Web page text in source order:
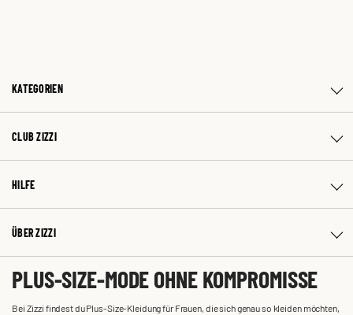
KATEGORIEN
CLUB ZIZZI
HILFE
ÜBER ZIZZI
PLUS-SIZE-MODE OHNE KOMPROMISSE
Bei Zizzi findest du Plus-Size-Kleidung für Frauen, die sich genau so kleiden möchten,